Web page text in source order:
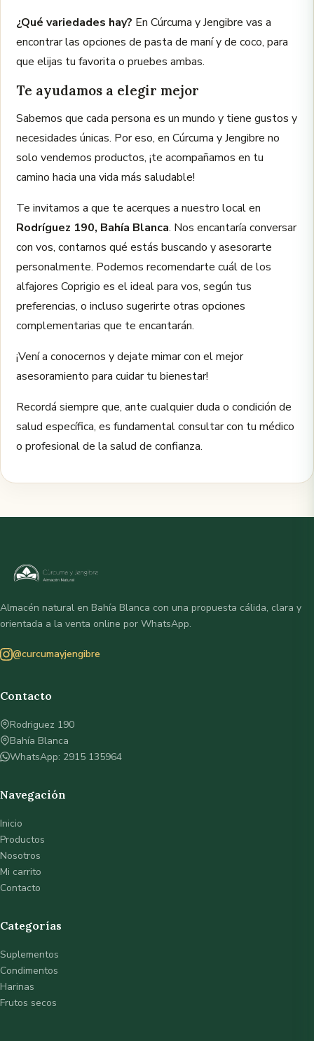
¿Qué variedades hay? En Cúrcuma y Jengibre vas a
encontrar las opciones de pasta de maní y de coco, para
que elijas tu favorita o pruebes ambas.
Te ayudamos a elegir mejor
Sabemos que cada persona es un mundo y tiene gustos y
necesidades únicas. Por eso, en Cúrcuma y Jengibre no
solo vendemos productos, ¡te acompañamos en tu
camino hacia una vida más saludable!
Te invitamos a que te acerques a nuestro local en
Rodríguez 190, Bahía Blanca. Nos encantaría conversar
con vos, contarnos qué estás buscando y asesorarte
personalmente. Podemos recomendarte cuál de los
alfajores Coprigio es el ideal para vos, según tus
preferencias, o incluso sugerirte otras opciones
complementarias que te encantarán.
¡Vení a conocernos y dejate mimar con el mejor
asesoramiento para cuidar tu bienestar!
Recordá siempre que, ante cualquier duda o condición de
salud específica, es fundamental consultar con tu médico
o profesional de la salud de confianza.
Almacén natural en Bahía Blanca con una propuesta cálida, clara y
orientada a la venta online por WhatsApp.
@curcumayjengibre
Contacto
Rodriguez 190
Bahía Blanca
WhatsApp: 2915 135964
Navegación
Inicio
Productos
Nosotros
Mi carrito
Contacto
Categorías
Suplementos
Condimentos
Harinas
Frutos secos